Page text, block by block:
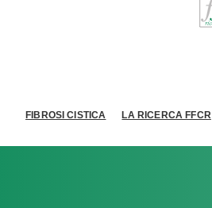
FIBROSI CISTICA LA RICERCA FFCR